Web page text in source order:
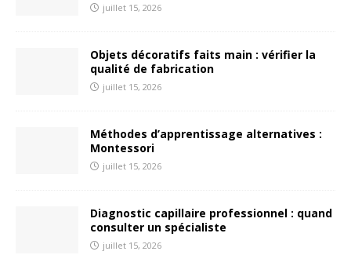
juillet 15, 2026
Objets décoratifs faits main : vérifier la
qualité de fabrication
juillet 15, 2026
Méthodes d’apprentissage alternatives :
Montessori
juillet 15, 2026
Diagnostic capillaire professionnel : quand
consulter un spécialiste
juillet 15, 2026